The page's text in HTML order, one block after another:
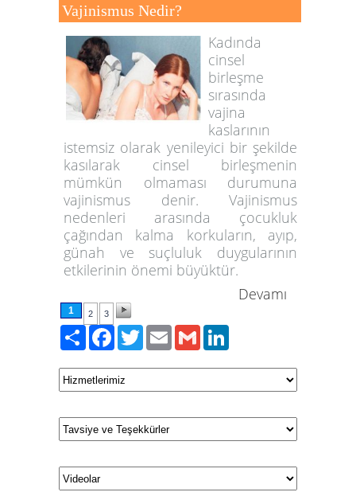
Vajinismus Nedir?
Kadında
cinsel
birleşme
sırasında
vajina
kaslarının
istemsiz olarak yenileyici bir şekilde
kasılarak cinsel birleşmenin
mümkün olmaması durumuna
vajinismus denir. Vajinismus
nedenleri arasında çocukluk
çağından kalma korkuların, ayıp,
günah ve suçluluk duygularının
etkilerinin önemi büyüktür.
Devamı
1 2 3
PaylaşFacebook
TwitterEmailGmail